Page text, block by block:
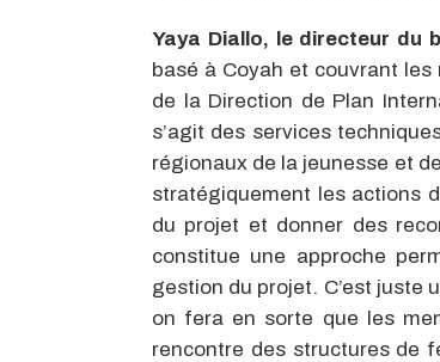
Yaya Diallo, le directeur du
basé à Coyah et couvrant
de la Direction de Plan
s’agit des services
régionaux de la jeunesse et
stratégiquement les actions
du projet et donner des
constitue une approche
gestion du projet. C’est juste
on fera en sorte que les
rencontre des structures de